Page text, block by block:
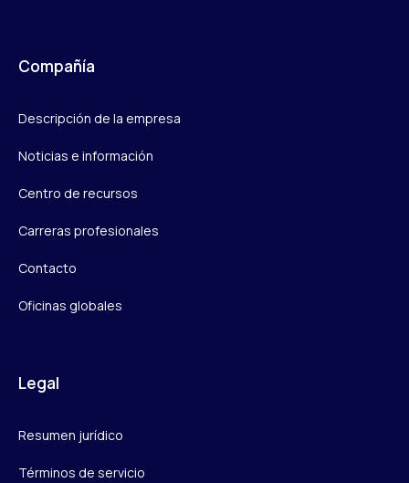
Compañía
Descripción de la empresa
Noticias e información
Centro de recursos
Carreras profesionales
Contacto
Oficinas globales
Legal
Resumen jurídico
Términos de servicio